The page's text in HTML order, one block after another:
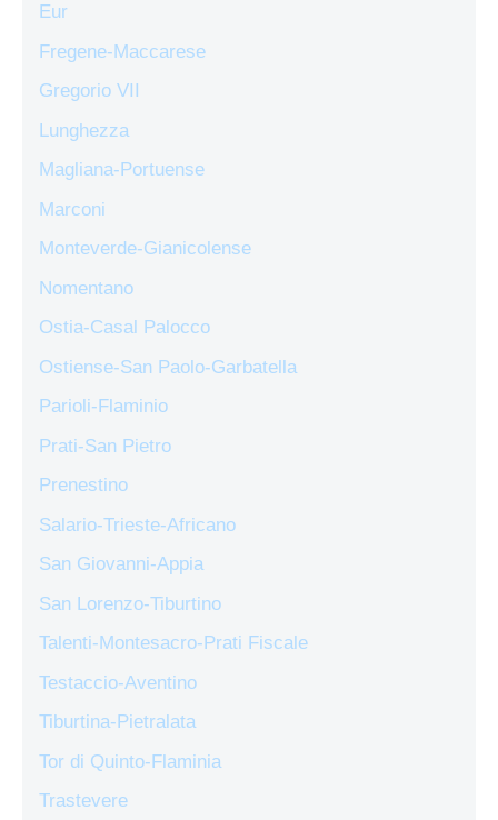
Eur
Fregene-Maccarese
Gregorio VII
Lunghezza
Magliana-Portuense
Marconi
Monteverde-Gianicolense
Nomentano
Ostia-Casal Palocco
Ostiense-San Paolo-Garbatella
Parioli-Flaminio
Prati-San Pietro
Prenestino
Salario-Trieste-Africano
San Giovanni-Appia
San Lorenzo-Tiburtino
Talenti-Montesacro-Prati Fiscale
Testaccio-Aventino
Tiburtina-Pietralata
Tor di Quinto-Flaminia
Trastevere